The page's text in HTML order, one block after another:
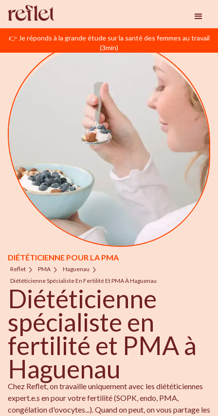
👉 Je réponds à la grande étude sur la santé des femmes au travail
(3min)
DIÉTÉTICIENNE POUR LA PMA
Reflet PMA
Haguenau
Diététicienne Spécialiste En Fertilité Et PMA À Haguenau
Diététicienne
spécialiste en
fertilité et PMA à
Haguenau
Chez Reflet, on travaille uniquement avec les diététiciennes
expert.e.s en pour votre fertilité (SOPK, endo, PMA,
congélation d'ovocytes...). Quand on peut, on vous partage les